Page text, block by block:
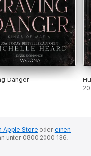
Danger
Apple Store oder einen
unter 0800 2000 136.